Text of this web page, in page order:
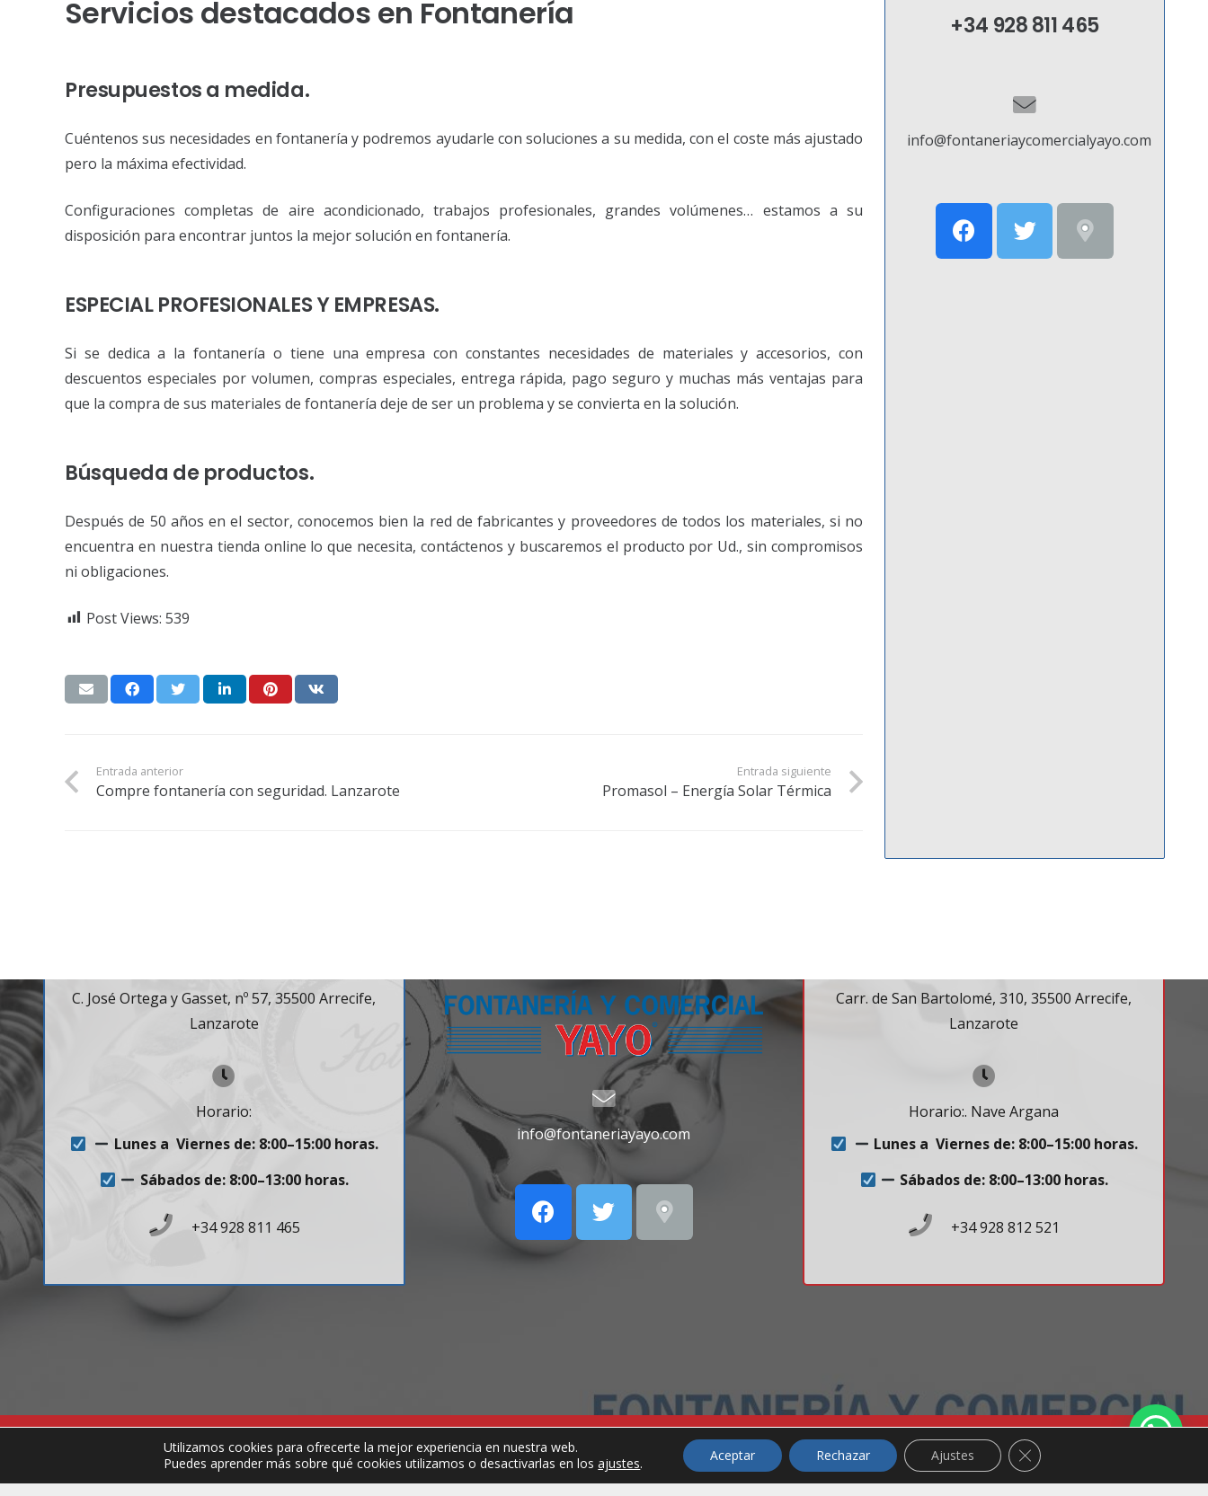
Servicios destacados en Fontanería
Presupuestos a medida.
Cuéntenos sus necesidades en fontanería y podremos ayudarle con soluciones a su medida, con el coste más ajustado
pero la máxima efectividad.
Configuraciones completas de aire acondicionado, trabajos profesionales, grandes volúmenes… estamos a su
disposición para encontrar juntos la mejor solución en fontanería.
ESPECIAL PROFESIONALES Y EMPRESAS.
Si se dedica a la fontanería o tiene una empresa con constantes necesidades de materiales y accesorios, con
descuentos especiales por volumen, compras especiales, entrega rápida, pago seguro y muchas más ventajas para
que la compra de sus materiales de fontanería deje de ser un problema y se convierta en la solución.
Búsqueda de productos.
Después de 50 años en el sector, conocemos bien la red de fabricantes y proveedores de todos los materiales, si no
encuentra en nuestra tienda online lo que necesita, contáctenos y buscaremos el producto por Ud., sin compromisos
ni obligaciones.
Post Views: 539
Entrada anterior
Compre fontanería con seguridad. Lanzarote
Entrada siguiente
Promasol – Energía Solar Térmica
+34 928 811 465
info@fontaneriaycomercialyayo.com
C. José Ortega y Gasset, nº 57, 35500 Arrecife,
Lanzarote
Horario:
Lunes a Viernes de: 8:00–15:00 horas.
Sábados de: 8:00–13:00 horas.
+34 928 811 465
info@fontaneriayayo.com
Carr. de San Bartolomé, 310, 35500 Arrecife,
Lanzarote
Horario:. Nave Argana
Lunes a Viernes de: 8:00–15:00 horas.
Sábados de: 8:00–13:00 horas.
+34 928 812 521
© Copyright 2025 . SIL – Todos los derechos reservados. Aviso Legal Política de privacidad Política de cookies Términos de uso
Utilizamos cookies para ofrecerte la mejor experiencia en nuestra web.
Puedes aprender más sobre qué cookies utilizamos o desactivarlas en losajustes. Aceptar Rechazar Ajustes Cerrar el banner de cookies